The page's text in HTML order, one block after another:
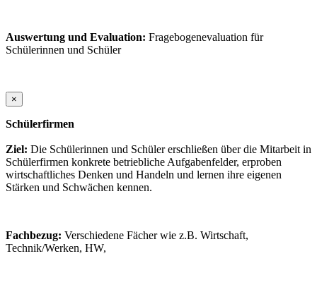
Auswertung und Evaluation: Fragebogenevaluation für
Schülerinnen und Schüler
×
Schülerfirmen
Ziel: Die Schülerinnen und Schüler erschließen über die Mitarbeit in
Schülerfirmen konkrete betriebliche Aufgabenfelder, erproben
wirtschaftliches Denken und Handeln und lernen ihre eigenen
Stärken und Schwächen kennen.
Fachbezug: Verschiedene Fächer wie z.B. Wirtschaft,
Technik/Werken, HW,